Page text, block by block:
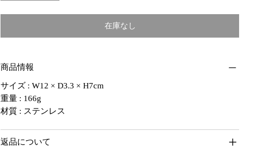
在庫なし
商品情報
サイズ : W12 × D3.3 × H7cm
重量 : 166g
材質 : ステンレス
返品について